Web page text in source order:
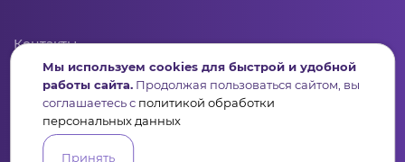
Контакты
+7 (346) 735-11-30
elkanko@ugranko.ru
Адрес
Мы используем cookies для быстрой и удобной
работы сайта. Продолжая пользоваться сайтом, вы
соглашаетесь с политикой обработки
персональных данных
Принять